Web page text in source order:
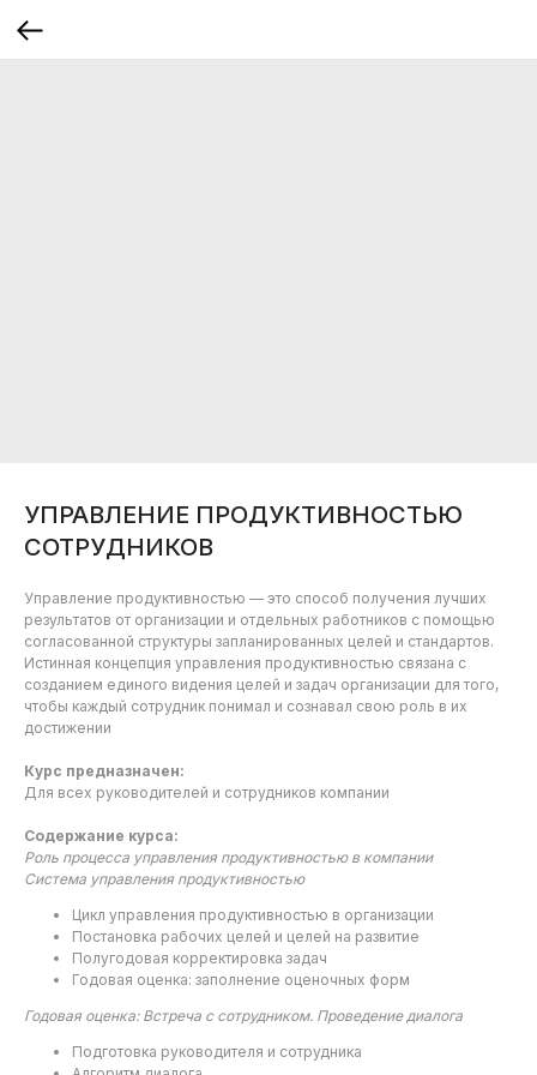
УПРАВЛЕНИЕ ПРОДУКТИВНОСТЬЮ
СОТРУДНИКОВ
Управление продуктивностью — это способ получения лучших
результатов от организации и отдельных работников с помощью
согласованной структуры запланированных целей и стандартов.
Истинная концепция управления продуктивностью связана с
созданием единого видения целей и задач организации для того,
чтобы каждый сотрудник понимал и сознавал свою роль в их
достижении
Курс предназначен:
Для всех руководителей и сотрудников компании
Содержание курса:
Роль процесса управления продуктивностью в компании
Система управления продуктивностью
Цикл управления продуктивностью в организации
Постановка рабочих целей и целей на развитие
Полугодовая корректировка задач
Годовая оценка: заполнение оценочных форм
Годовая оценка: Встреча с сотрудником. Проведение диалога
Подготовка руководителя и сотрудника